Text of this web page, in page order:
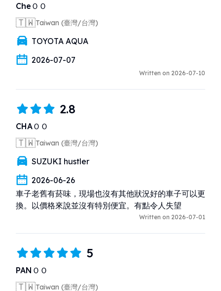
should be difference between refund and no
refund.) Even though I saw the company has 4.8
stars on google (you probably know why), the
potential customers have to make their own
judgement.
CheＯＯ
🇹🇼Taiwan (臺灣/台灣)
TOYOTA AQUA
2026-07-07
Written on 2026-07-10
2.8
CHAＯＯ
🇹🇼Taiwan (臺灣/台灣)
SUZUKI hustler
2026-06-26
車子老舊有菸味，現場也沒有其他狀況好的車子可以更
換。以價格來說並沒有特別便宜。有點令人失望
Written on 2026-07-01
5
PANＯＯ
🇹🇼Taiwan (臺灣/台灣)